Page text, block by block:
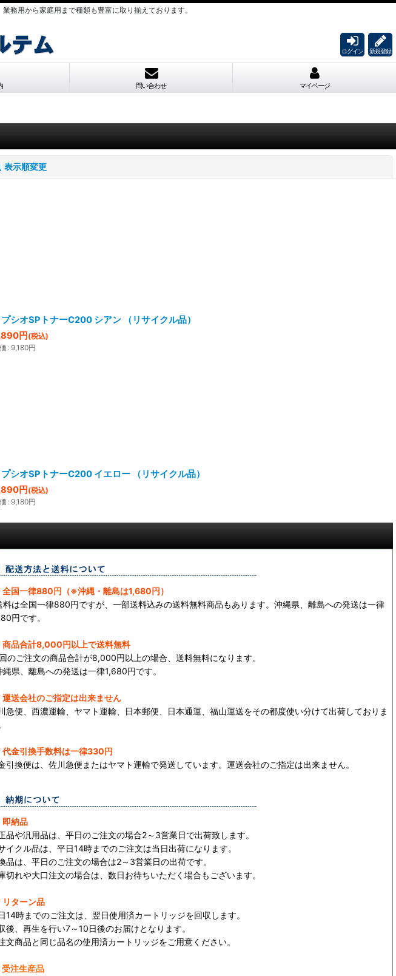
務用から家庭用まで種類も豊富に取り揃えております。
ログイン 新規登録
問い合わせ マイページ
表示順変更
シオSPトナーC200 シアン （リサイクル品）
円 (税込)
: 9,180円
シオSPトナーC200 イエロー （リサイクル品）
円 (税込)
: 9,180円
国一律880円（※沖縄・離島は1,680円）
料は全国一律880円ですが、一部送料込みの送料無料商品もあります。沖縄県、離島への発送は一律
円です。
品合計8,000円以上で送料無料
のご注文の商品合計が8,000円以上の場合、送料無料になります。
縄県、離島への発送は一律1,680円です。
送会社のご指定は出来ません
急便、西濃運輸、ヤマト運輸、日本郵便、日本通運、福山運送をその都度使い分けて出荷しておりま
金引換手数料は一律330円
引換便は、佐川急便またはヤマト運輸で発送しています。運送会社のご指定は出来ません。
納品
品や汎用品は、平日のご注文の場合2～3営業日で出荷致します。
イクル品は、平日14時までのご注文は当日出荷になります。
品は、平日のご注文の場合は2～3営業日の出荷です。
切れや大口注文の場合は、数日お待ちいただく場合もございます。
ターン品
14時までのご注文は、翌日使用済カートリッジを回収します。
後、再生を行い7～10日後のお届けとなります。
文商品と同じ品名の使用済カートリッジをご用意ください。
注生産品